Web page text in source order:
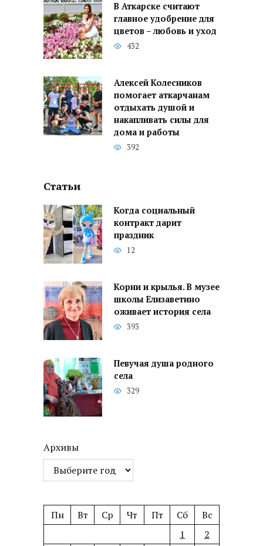
В Аткарске считают
главное удобрение для
цветов – любовь и уход
432
Алексей Колесников
помогает аткарчанам
отдыхать душой и
накапливать силы для
дома и работы
392
Статьи
Когда социальный
контракт дарит
праздник
12
Корни и крылья. В музее
школы Елизаветино
оживает история села
393
Певучая душа родного
села
329
Архивы
Пн Вт Ср Чт Пт Сб
Вс
1
2